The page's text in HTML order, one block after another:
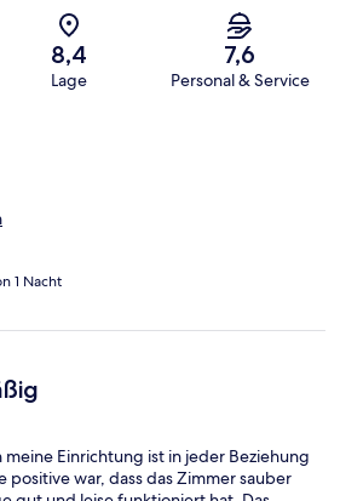
8,4
Lage
7,6
Personal & Service
1 Nacht
Einrichtung ist in jeder Beziehung
positive war, dass das Zimmer sauber